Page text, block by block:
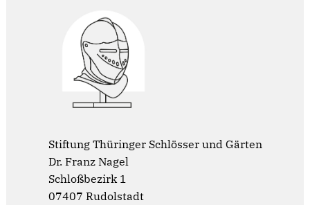
Stiftung Thüringer Schlösser und Gärten
Dr. Franz Nagel
Schloßbezirk 1
07407 Rudolstadt